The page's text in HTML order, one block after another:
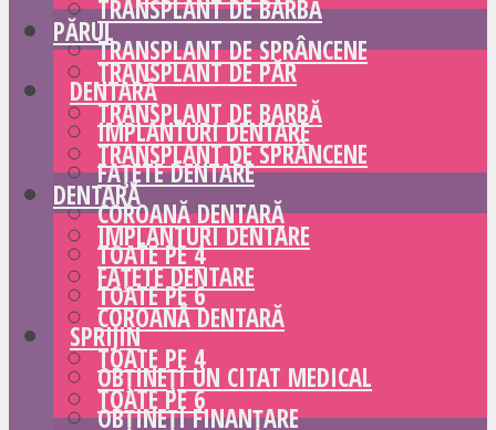
TRANSPLANT DE BARBĂ
TRANSPLANT DE SPRÂNCENE
DENTARĂ
IMPLANTURI DENTARE
FAȚETE DENTARE
COROANĂ DENTARĂ
TOATE PE 4
TOATE PE 6
SPRIJIN
OBȚINEȚI UN CITAT MEDICAL
OBȚINEȚI FINANȚARE
PĂRUL
TRANSPLANT DE PĂR
TRANSPLANT DE BARBĂ
TRANSPLANT DE SPRÂNCENE
DENTARĂ
IMPLANTURI DENTARE
FAȚETE DENTARE
COROANĂ DENTARĂ
TOATE PE 4
TOATE PE 6